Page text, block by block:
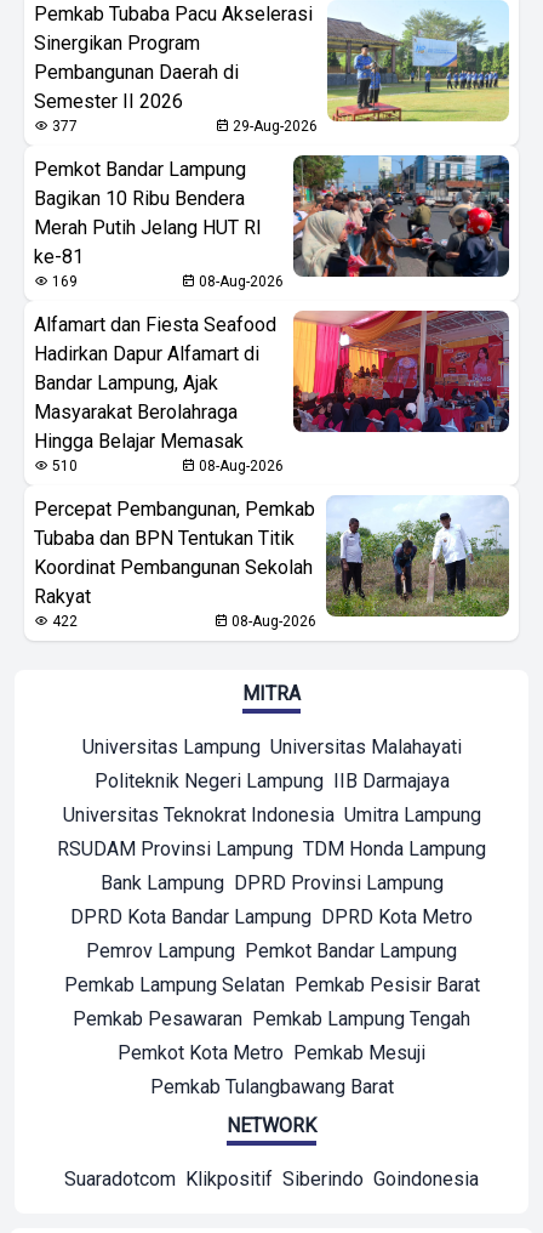
Pemkab Tubaba Pacu Akselerasi
Sinergikan Program
Pembangunan Daerah di
Semester II 2026
377 29-Aug-2026
Pemkot Bandar Lampung
Bagikan 10 Ribu Bendera
Merah Putih Jelang HUT RI
ke-81
169 08-Aug-2026
Alfamart dan Fiesta Seafood
Hadirkan Dapur Alfamart di
Bandar Lampung, Ajak
Masyarakat Berolahraga
Hingga Belajar Memasak
510 08-Aug-2026
Percepat Pembangunan, Pemkab
Tubaba dan BPN Tentukan Titik
Koordinat Pembangunan Sekolah
Rakyat
422 08-Aug-2026
MITRA
Universitas Lampung Universitas Malahayati
Politeknik Negeri Lampung IIB Darmajaya
Universitas Teknokrat Indonesia Umitra Lampung
RSUDAM Provinsi Lampung TDM Honda Lampung
Bank Lampung DPRD Provinsi Lampung
DPRD Kota Bandar Lampung DPRD Kota Metro
Pemrov Lampung Pemkot Bandar Lampung
Pemkab Lampung Selatan Pemkab Pesisir Barat
Pemkab Pesawaran Pemkab Lampung Tengah
Pemkot Kota Metro Pemkab Mesuji
Pemkab Tulangbawang Barat
NETWORK
Suaradotcom Klikpositif Siberindo Goindonesia